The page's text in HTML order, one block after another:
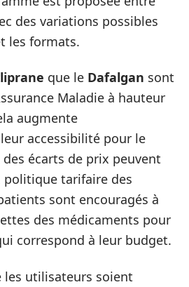
des variations possibles
les formats.
que le Dafalgan sont
Maladie à hauteur
augmente
accessibilité pour le
écarts de prix peuvent
politique tarifaire des
sont encouragés à
des médicaments pour
correspond à leur budget.
les utilisateurs soient